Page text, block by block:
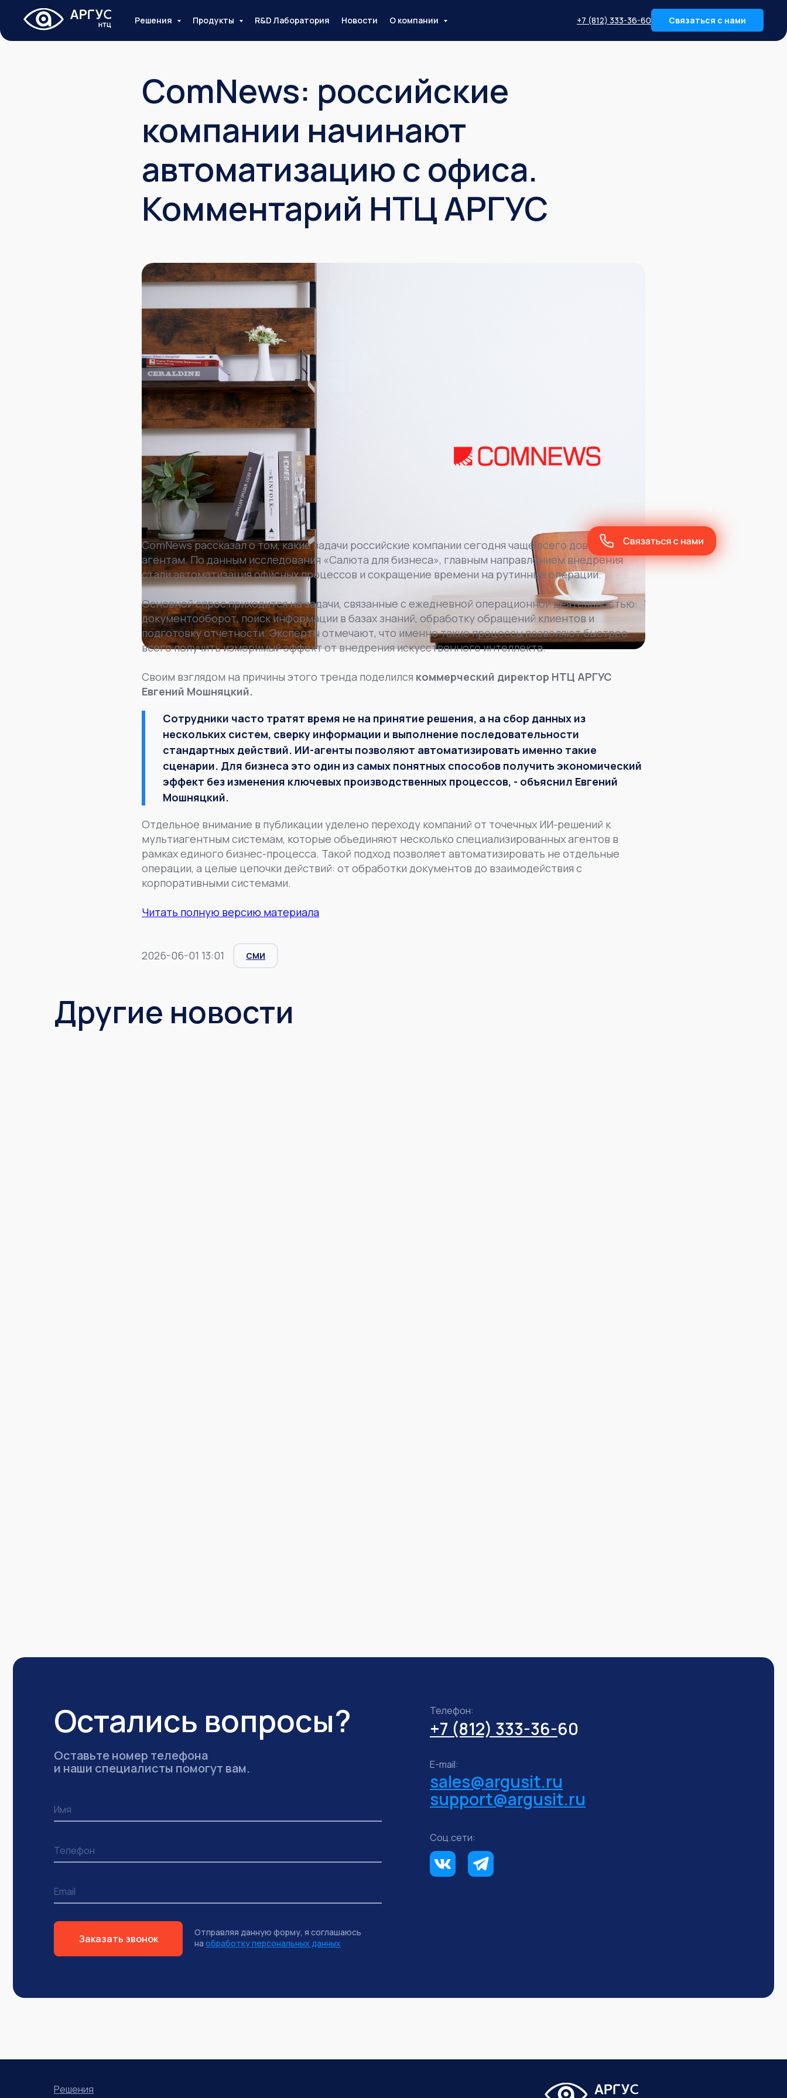
Решения Продукты R&D Лаборатория Новости О компании +7 (812) 333-36-60 Связаться с нами
ComNews: российские
компании начинают
автоматизацию с офиса.
Комментарий НТЦ АРГУС
ComNews рассказал о том, какие задачи российские компании сегодня чаще всего доверяют ИИ-
агентам. По данным исследования «Салюта для бизнеса», главным направлением внедрения
стали автоматизация офисных процессов и сокращение времени на рутинные операции.
Основной спрос приходится на задачи, связанные с ежедневной операционной деятельностью:
документооборот, поиск информации в базах знаний, обработку обращений клиентов и
подготовку отчетности. Эксперты отмечают, что именно такие процессы позволяют быстрее
всего получить измеримый эффект от внедрения искусственного интеллекта.
Своим взглядом на причины этого тренда поделился коммерческий директор НТЦ АРГУС
Евгений Мошняцкий.
Сотрудники часто тратят время не на принятие решения, а на сбор данных из
нескольких систем, сверку информации и выполнение последовательности
стандартных действий. ИИ-агенты позволяют автоматизировать именно такие
сценарии. Для бизнеса это один из самых понятных способов получить экономический
эффект без изменения ключевых производственных процессов, - объяснил Евгений
Мошняцкий.
Отдельное внимание в публикации уделено переходу компаний от точечных ИИ-решений к
мультиагентным системам, которые объединяют несколько специализированных агентов в
рамках единого бизнес-процесса. Такой подход позволяет автоматизировать не отдельные
операции, а целые цепочки действий: от обработки документов до взаимодействия с
корпоративными системами.
Читать полную версию материала
2026-06-01 13:01 СМИ
Другие новости
Остались вопросы?
Оставьте номер телефона
и наши специалисты помогут вам.
Заказать звонок
+7 (812) 333-36-60
Телефон:
E-mail:
Соц.сети:
support@argusit.ru
sales@argusit.ru
Отправляя данную форму, я соглашаюсь
на обработку персональных данных
Решения